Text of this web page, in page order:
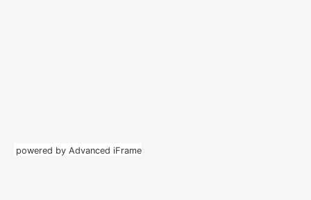
powered by Advanced iFrame